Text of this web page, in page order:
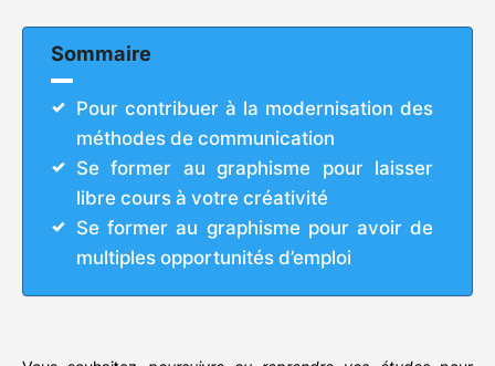
Sommaire
Pour contribuer à la modernisation des
méthodes de communication
Se former au graphisme pour laisser
libre cours à votre créativité
Se former au graphisme pour avoir de
multiples opportunités d’emploi